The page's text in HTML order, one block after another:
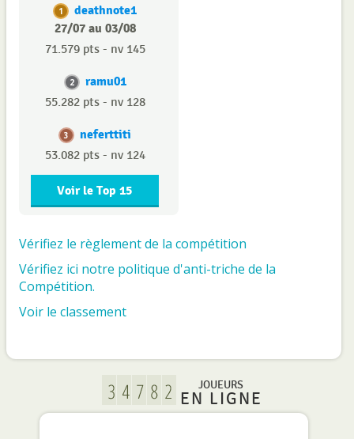
1
deathnote1
27/07 au 03/08
71.579 pts - nv 145
2 ramu01
55.282 pts - nv 128
3 neferttiti
53.082 pts - nv 124
Voir le Top 15
Vérifiez le règlement de la compétition
Vérifiez ici notre politique d'anti-triche de la
Compétition.
Voir le classement
JOUEURS
EN LIGNE